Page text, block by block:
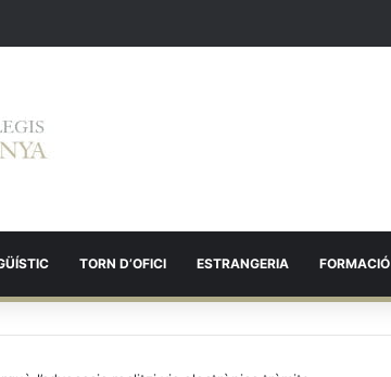
TORN D’OFICI ESTRANGERIA FORMACIÓ